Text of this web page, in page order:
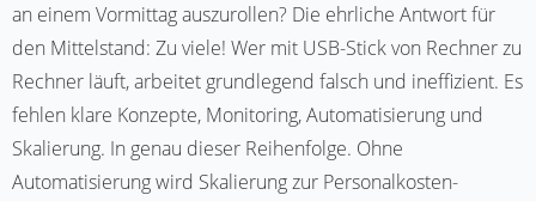
an einem Vormittag auszurollen? Die ehrliche Antwort für
den Mittelstand: Zu viele! Wer mit USB-Stick von Rechner zu
Rechner läuft, arbeitet grundlegend falsch und ineffizient. Es
fehlen klare Konzepte, Monitoring, Automatisierung und
Skalierung. In genau dieser Reihenfolge. Ohne
Automatisierung wird Skalierung zur Personalkosten-